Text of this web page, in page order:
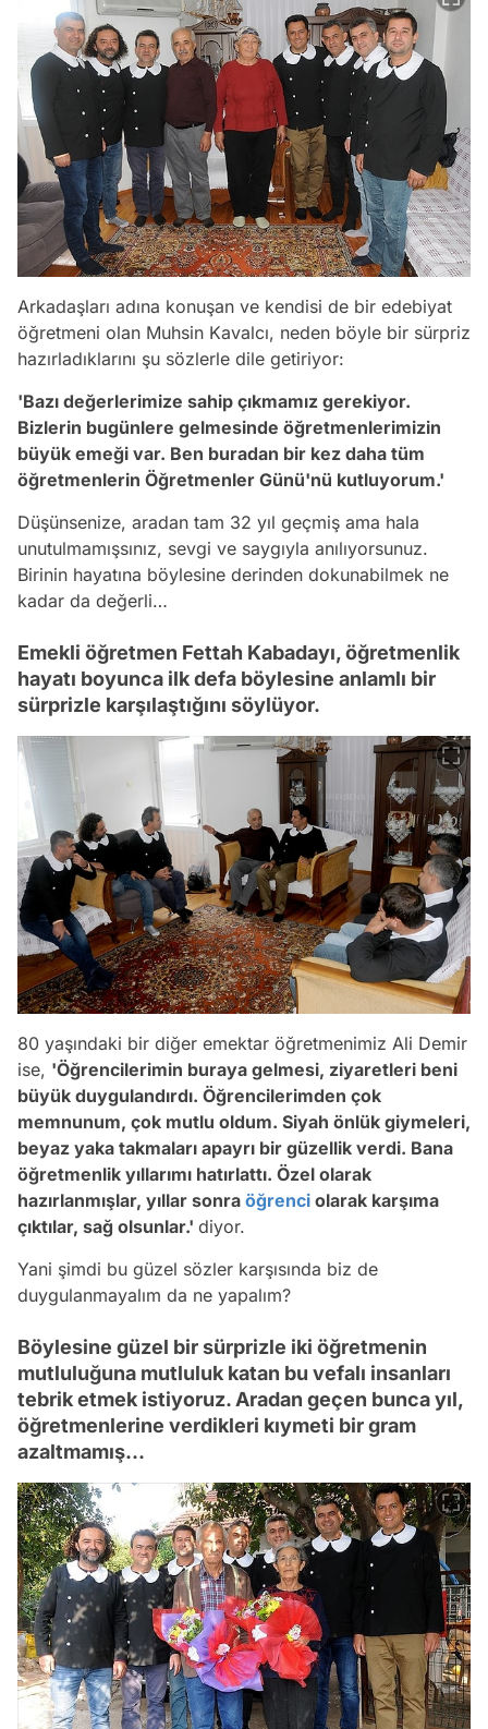
Arkadaşları adına konuşan ve kendisi de bir edebiyat
öğretmeni olan Muhsin Kavalcı, neden böyle bir sürpriz
hazırladıklarını şu sözlerle dile getiriyor:
'Bazı değerlerimize sahip çıkmamız gerekiyor.
Bizlerin bugünlere gelmesinde öğretmenlerimizin
büyük emeği var. Ben buradan bir kez daha tüm
öğretmenlerin Öğretmenler Günü'nü kutluyorum.'
Düşünsenize, aradan tam 32 yıl geçmiş ama hala
unutulmamışsınız, sevgi ve saygıyla anılıyorsunuz.
Birinin hayatına böylesine derinden dokunabilmek ne
kadar da değerli…
Emekli öğretmen Fettah Kabadayı, öğretmenlik
hayatı boyunca ilk defa böylesine anlamlı bir
sürprizle karşılaştığını söylüyor.
80 yaşındaki bir diğer emektar öğretmenimiz Ali Demir
ise, 'Öğrencilerimin buraya gelmesi, ziyaretleri beni
büyük duygulandırdı. Öğrencilerimden çok
memnunum, çok mutlu oldum. Siyah önlük giymeleri,
beyaz yaka takmaları apayrı bir güzellik verdi. Bana
öğretmenlik yıllarımı hatırlattı. Özel olarak
hazırlanmışlar, yıllar sonra öğrenci olarak karşıma
çıktılar, sağ olsunlar.' diyor.
Yani şimdi bu güzel sözler karşısında biz de
duygulanmayalım da ne yapalım?
Böylesine güzel bir sürprizle iki öğretmenin
mutluluğuna mutluluk katan bu vefalı insanları
tebrik etmek istiyoruz. Aradan geçen bunca yıl,
öğretmenlerine verdikleri kıymeti bir gram
azaltmamış...